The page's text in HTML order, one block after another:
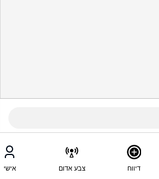
דיווח צבע אדום אישי